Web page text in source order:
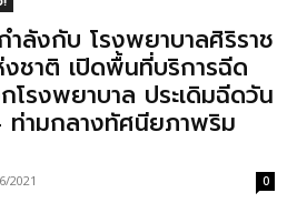
ลังกับ โรงพยาบาลศิริราช
ชาติ เปิดพื้นที่บริการฉีด
รงพยาบาล ประเดิมฉีดวัน
ามกลางทัศนียภาพริม
2021 0